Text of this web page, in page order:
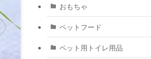
おもちゃ
ペットフード
ペット用トイレ用品